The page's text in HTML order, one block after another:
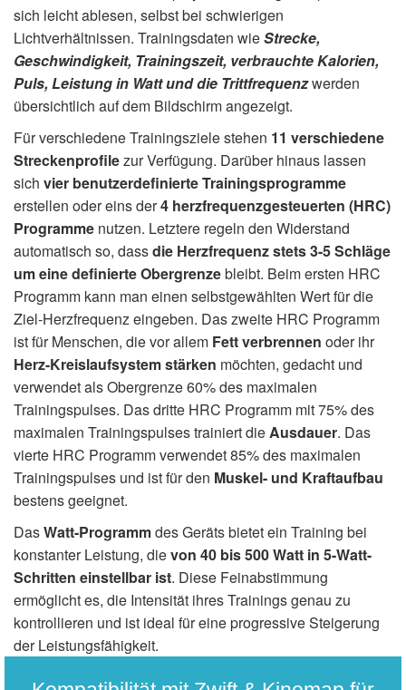
sich leicht ablesen, selbst bei schwierigen
Lichtverhältnissen. Trainingsdaten wieStrecke,
Geschwindigkeit, Trainingszeit, verbrauchte Kalorien,
Puls, Leistung in Watt und die Trittfrequenzwerden
übersichtlich auf dem Bildschirm angezeigt.
Für verschiedene Trainingsziele stehen 11 verschiedene
Streckenprofilezur Verfügung. Darüber hinaus lassen
sich vier benutzerdefinierte Trainingsprogramme
erstellen oder eins der4 herzfrequenzgesteuerten (HRC)
Programme nutzen. Letztere regeln den Widerstand
automatisch so, dassdie Herzfrequenz stets 3-5 Schläge
um eine definierte Obergrenzebleibt. Beim ersten HRC
Programm kann man einen selbstgewählten Wert für die
Ziel-Herzfrequenz eingeben. Das zweite HRC Programm
ist für Menschen, die vor allem Fett verbrennen oder ihr
Herz-Kreislaufsystem stärken möchten, gedacht und
verwendet als Obergrenze 60% des maximalen
Trainingspulses. Das dritte HRC Programm mit 75% des
maximalen Trainingspulses trainiert dieAusdauer. Das
vierte HRC Programm verwendet 85% des maximalen
Trainingspulses und ist für den Muskel- und Kraftaufbau
bestens geeignet.
DasWatt-Programmdes Geräts bietet ein Training bei
konstanter Leistung, dievon 40 bis 500 Watt in 5-Watt-
Schritten einstellbar ist. Diese Feinabstimmung
ermöglicht es, die Intensität ihres Trainings genau zu
kontrollieren und ist ideal für eine progressive Steigerung
der Leistungsfähigkeit.